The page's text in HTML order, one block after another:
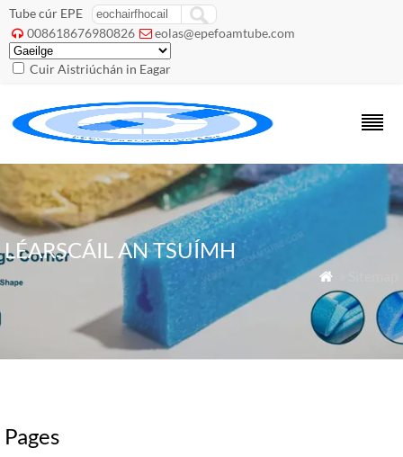
Tube cúr EPE
 008618676980826  eolas@epefoamtube.com
Cuir Aistriúchán in Eagar
LÉARSCÁIL AN TSUÍMH

Pages